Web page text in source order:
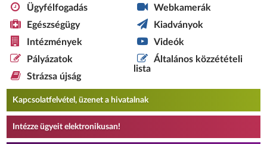
Ügyfélfogadás
Egészségügy
Intézmények
Pályázatok
Strázsa újság
Webkamerák
Kiadványok
Videók
Általános közzétételi
lista
Kapcsolatfelvétel, üzenet a hivatalnak
Intézze ügyeit elektronikusan!